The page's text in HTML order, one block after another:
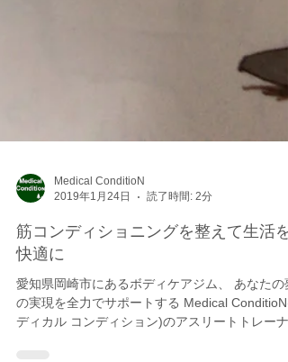
Medical ConditioN
2019年1月24日
筋コンディショニングを整えて生活を
快適に